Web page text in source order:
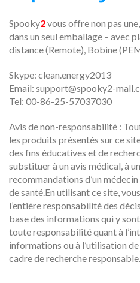
Spooky2vous offre non pas
dans un seul emballage – avec
distance (Remote), Bobine
Skype: clean.energy2013
Email: support@spooky2-
Tel: 00-86-25-57037030
Avis de non-responsabilité :
les produits présentés sur ce
des fins éducatives et de
substituer à un avis médical, à
recommandations d’un
de santé.En utilisant ce site,
l’entière responsabilité des
base des informations qui y
toute responsabilité quant à
informations ou à l’utilisation
cadre de recherche responsable.